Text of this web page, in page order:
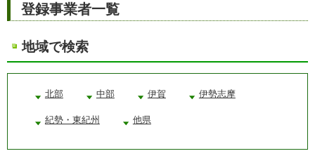
登録事業者一覧
地域で検索
北部 中部 伊賀 伊勢志摩
紀勢・東紀州 他県